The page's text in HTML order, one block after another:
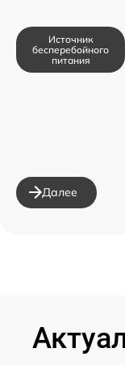
Источник
бесперебойного
питания
Далее